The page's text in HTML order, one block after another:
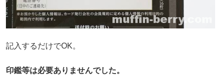
記入するだけでOK。
印鑑等は必要ありませんでした。